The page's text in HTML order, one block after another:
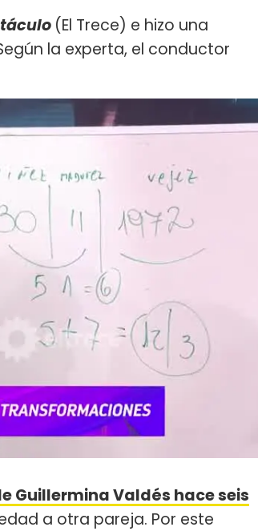
(El Trece) e hizo una
la experta, el conductor
Guillermina Valdés hace seis
a otra pareja. Por este